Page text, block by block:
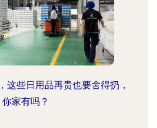
这些日用品再贵也要舍得扔，
你家有吗？